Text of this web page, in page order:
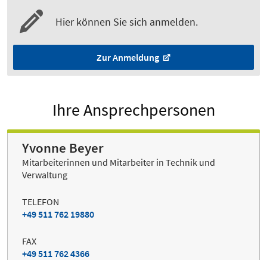
Hier können Sie sich anmelden.
Zur Anmeldung
Ihre Ansprechpersonen
Yvonne Beyer
Mitarbeiterinnen und Mitarbeiter in Technik und
Verwaltung
TELEFON
+49 511 762 19880
FAX
+49 511 762 4366